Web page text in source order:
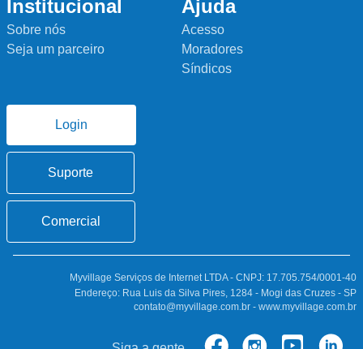
Institucional
Sobre nós
Seja um parceiro
Ajuda
Acesso
Moradores
Síndicos
Login
Suporte
Comercial
Myvillage Serviços de Internet LTDA - CNPJ: 17.705.754/0001-40
Endereço: Rua Luis da Silva Pires, 1284 - Mogi das Cruzes - SP
contato@myvillage.com.br - www.myvillage.com.br